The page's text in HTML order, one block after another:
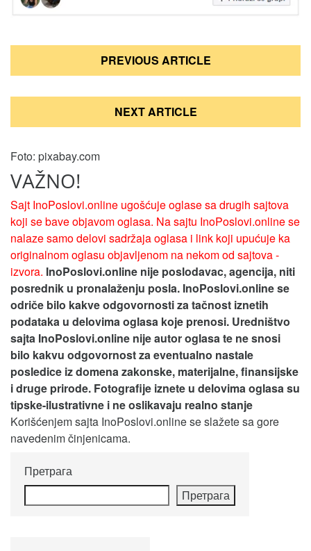
Кретање
PREVIOUS ARTICLE
NEXT ARTICLE
Foto: pixabay.com
VAŽNO!
Sajt InoPoslovi.online ugošćuje oglase sa drugih sajtova
koji se bave objavom oglasa. Na sajtu InoPoslovi.online se
nalaze samo delovi sadržaja oglasa i link koji upućuje ka
originalnom oglasu objavljenom na nekom od sajtova -
izvora. InoPoslovi.online nije poslodavac, agencija, niti
posrednik u pronalaženju posla. InoPoslovi.online se
odriče bilo kakve odgovornosti za tačnost iznetih
podataka u delovima oglasa koje prenosi. Uredništvo
sajta InoPoslovi.online nije autor oglasa te ne snosi
bilo kakvu odgovornost za eventualno nastale
posledice iz domena zakonske, materijalne, finansijske
i druge prirode. Fotografije iznete u delovima oglasa su
tipske-ilustrativne i ne oslikavaju realno stanje
Korišćenjem sajta InoPoslovi.online se slažete sa gore
navedenim činjenicama.
Претрага
Претрага